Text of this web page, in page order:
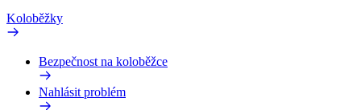
Koloběžky
Bezpečnost na koloběžce
Nahlásit problém